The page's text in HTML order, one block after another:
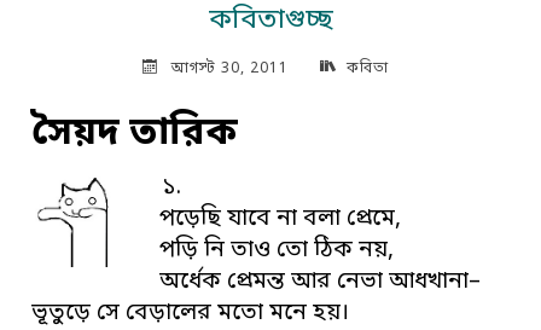
কবিতাগুচ্ছ
আগস্ট 30, 2011 কবিতা
সৈয়দ তারিক
১.
পড়েছি যাবে না বলা প্রেমে,
পড়ি নি তাও তো ঠিক নয়,
অর্ধেক প্রেমন্ত আর নেভা আধখানা–
ভূতুড়ে সে বেড়ালের মতো মনে হয়।